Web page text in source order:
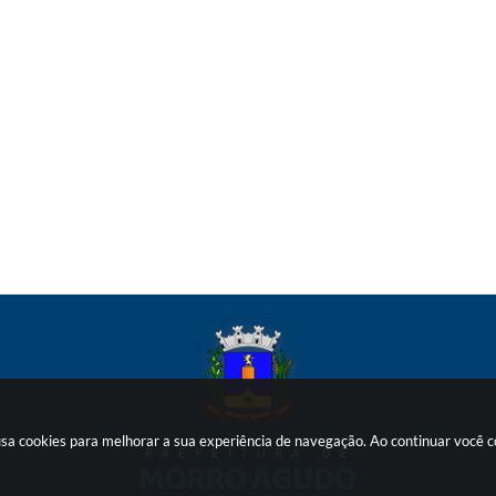
cookies para melhorar a sua experiência de navegação. Ao continuar você